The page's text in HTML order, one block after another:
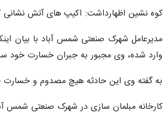
کوه نشین اظهارداشت: اکیپ های آتش نشانی
مدیرعامل شهرک صنعتی شمس آباد با بیان
وارد شده، وی مجبور به جبران خسارت خود
به گفته وی این حادثه هیچ مصدوم و
کارخانه مبلمان سازی در شهرک صنعتی شمس